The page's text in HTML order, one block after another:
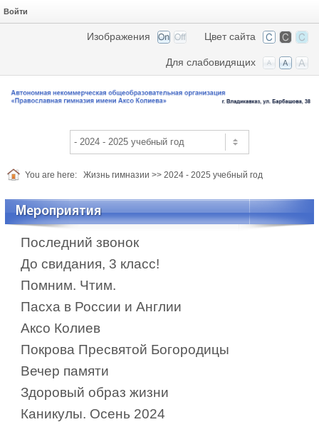
Войти
Цвет сайта
Изображения
Для слабовидящих
You are here: Жизнь гимназии >> 2024 - 2025 учебный год
Мероприятия
Последний звонок
До свидания, 3 класс!
Помним. Чтим.
Пасха в России и Англии
Аксо Колиев
Покрова Пресвятой Богородицы
Вечер памяти
Здоровый образ жизни
Каникулы. Осень 2024